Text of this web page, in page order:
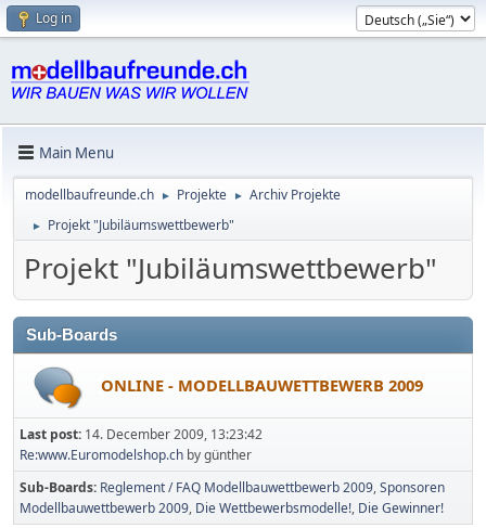
Log in
Main Menu
modellbaufreunde.ch ► Projekte ► Archiv Projekte
► Projekt "Jubiläumswettbewerb"
Projekt "Jubiläumswettbewerb"
Sub-Boards
ONLINE - MODELLBAUWETTBEWERB 2009
Last post: 14. December 2009, 13:23:42
Re:www.Euromodelshop.ch by günther
Sub-Boards Reglement / FAQ Modellbauwettbewerb 2009 Sponsoren
Modellbauwettbewerb 2009 Die Wettbewerbsmodelle! Die Gewinner!